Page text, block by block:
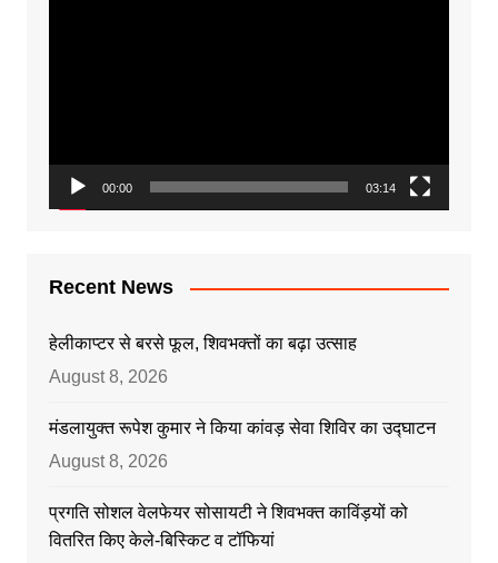
00:00 03:14
Recent News
हेलीकाप्टर से बरसे फूल, शिवभक्तों का बढ़ा उत्साह
August 8, 2026
मंडलायुक्त रूपेश कुमार ने किया कांवड़ सेवा शिविर का उद्घाटन
August 8, 2026
प्रगति सोशल वेलफेयर सोसायटी ने शिवभक्त काविंड़यों को
वितरित किए केले-बिस्किट व टॉफियां